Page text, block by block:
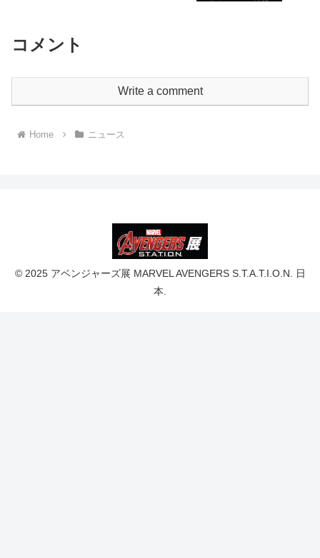
コメント
Write a comment
Home ニュース
© 2025 アベンジャーズ展 MARVEL AVENGERS S.T.A.T.I.O.N. 日
本.